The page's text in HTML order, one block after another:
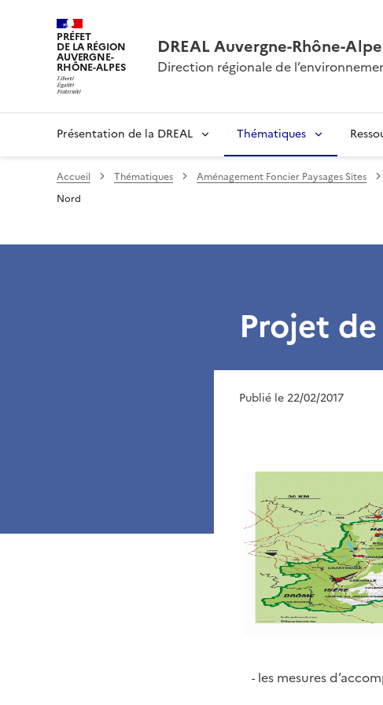
PRÉFET
DE LA RÉGION
AUVERGNE-
RHÔNE-ALPES
DREAL Auvergne-Rhône-
Direction régionale de
Présentation de la DREAL Thématiques
Accueil Thématiques Aménagement Foncier Paysages Sites
Nord
Projet
Publié le 22/02/2017
-les mesures